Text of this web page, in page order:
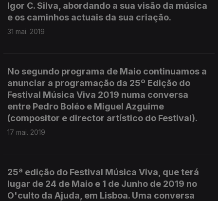
Igor C. Silva, abordando a sua visão da música
e os caminhos actuais da sua criação.
31 mai. 2019
No segundo programa de Maio continuamos a
anunciar a programação da 25º Edição do
Festival Música Viva 2019 numa conversa
entre Pedro Boléo e Miguel Azguime
(compositor e director artístico do Festival).
17 mai. 2019
25ª edição do Festival Música Viva, que terá
lugar de 24 de Maio e 1 de Junho de 2019 no
O'culto da Ajuda, em Lisboa. Uma conversa